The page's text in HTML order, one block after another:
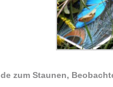
zum Staunen,